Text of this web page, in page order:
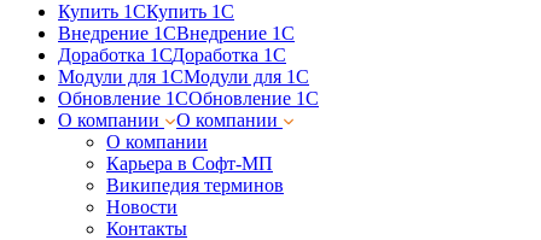
Купить 1СКупить 1С
Внедрение 1СВнедрение 1С
Доработка 1СДоработка 1С
Модули для 1СМодули для 1С
Обновление 1СОбновление 1С
О компании
О компании
О компании
Карьера в Софт-МП
Википедия терминов
Новости
Контакты